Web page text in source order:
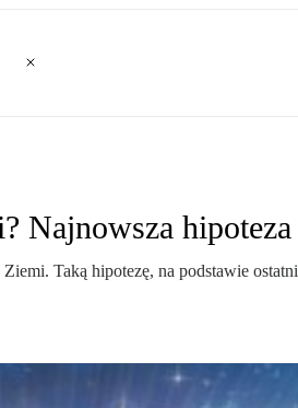
Najnowsza
Taką hipotezę, na podstawie